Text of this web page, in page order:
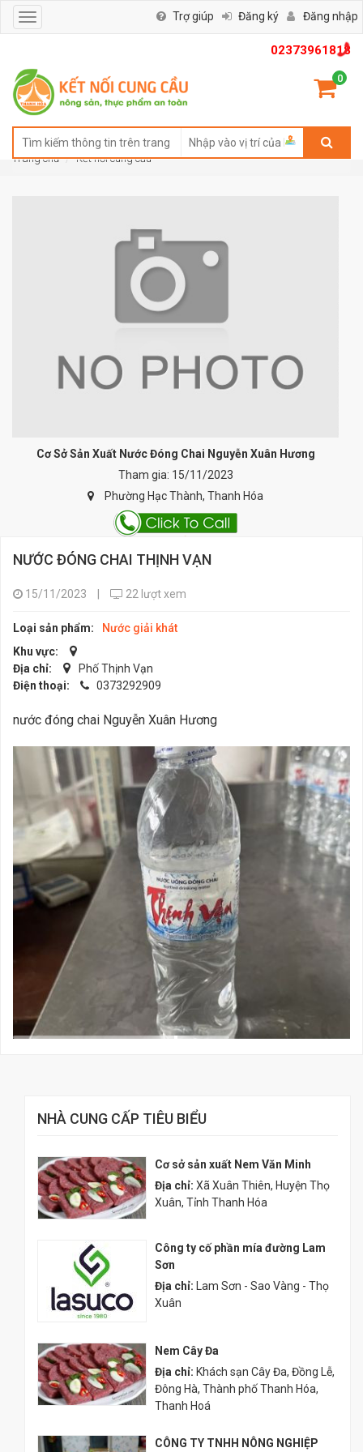
02373961818
0
Toggle
navigation
Trợ giúp Đăng ký Đăng nhập
Trang chủ Kết nối cung cầu
Cơ Sở Sản Xuất Nước Đóng Chai Nguyễn Xuân Hương
Tham gia: 15/11/2023
Phường Hạc Thành, Thanh Hóa
NƯỚC ĐÓNG CHAI THỊNH VẠN
15/11/2023 22 lượt xem
Loại sản phẩm:
Nước giải khát
Khu vực:
Địa chỉ:
Phố Thịnh Vạn
Điện thoại:
0373292909
nước đóng chai Nguyễn Xuân Hương
NHÀ CUNG CẤP TIÊU BIỂU
Cơ sở sản xuất Nem Văn Minh
Địa chỉ: Xã Xuân Thiên, Huyện Thọ
Xuân, Tỉnh Thanh Hóa
Công ty cố phần mía đường Lam
Sơn
Địa chỉ:
Lam Sơn - Sao Vàng - Thọ
Xuân
Nem Cây Đa
Địa chỉ: Khách sạn Cây Đa, Đồng Lễ,
Đông Hà, Thành phố Thanh Hóa,
Thanh Hoá
CÔNG TY TNHH NÔNG NGHIỆP